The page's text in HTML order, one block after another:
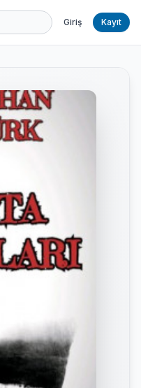
Giriş Kayıt